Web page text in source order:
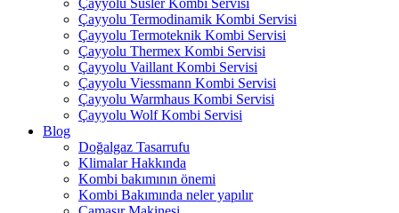
Çayyolu Süsler Kombi Servisi
Çayyolu Termodinamik Kombi Servisi
Çayyolu Termoteknik Kombi Servisi
Çayyolu Thermex Kombi Servisi
Çayyolu Vaillant Kombi Servisi
Çayyolu Viessmann Kombi Servisi
Çayyolu Warmhaus Kombi Servisi
Çayyolu Wolf Kombi Servisi
Blog
Doğalgaz Tasarrufu
Klimalar Hakkında
Kombi bakımının önemi
Kombi Bakımında neler yapılır